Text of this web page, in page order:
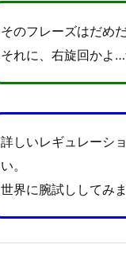
そのフレーズはだめ
それに、右旋回かよ…
詳しいレギュレーシ
い。
世界に腕試ししてみ